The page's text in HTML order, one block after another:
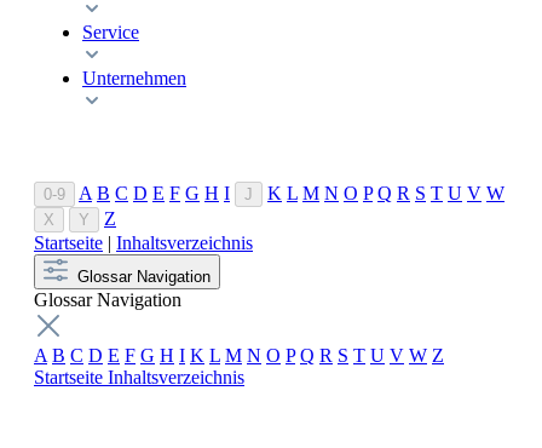
Service
Unternehmen
0-9 A B C D E F G H I J K L M N O P Q R S T U V W
X Y
Z
Startseite | Inhaltsverzeichnis
Glossar Navigation
Glossar Navigation
A B C D E F G H I K L M N O P Q R S T U V W Z
Startseite Inhaltsverzeichnis